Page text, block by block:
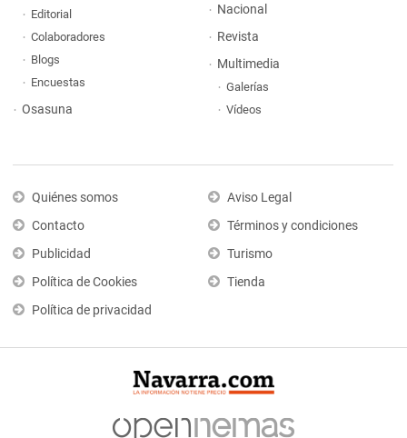
Editorial
Colaboradores
Blogs
Encuestas
Osasuna
Nacional
Revista
Multimedia
Galerías
Vídeos
Quiénes somos
Contacto
Publicidad
Política de Cookies
Política de privacidad
Aviso Legal
Términos y condiciones
Turismo
Tienda